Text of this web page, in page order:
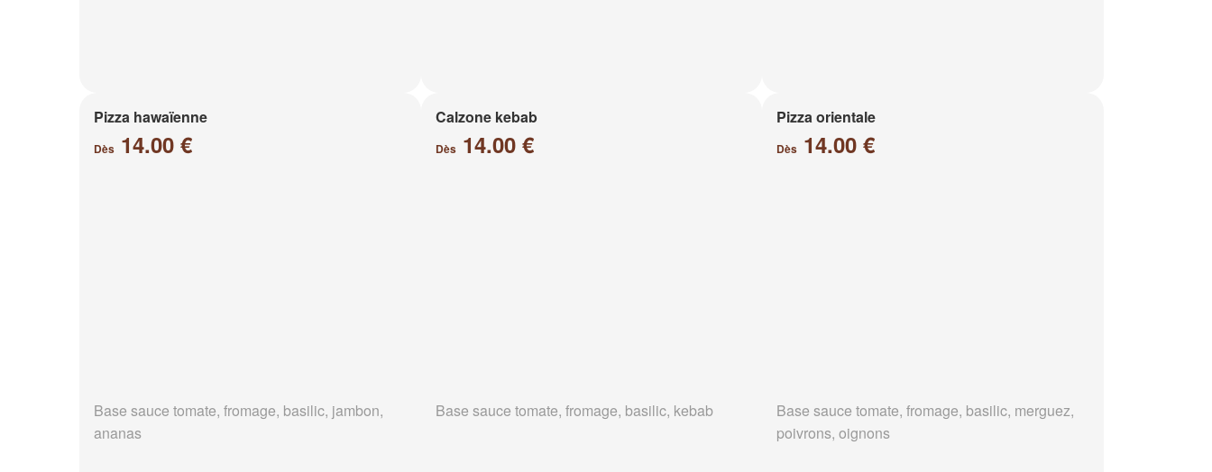
Pizza hawaïenne
Dès 14.00 €
Base sauce tomate, fromage, basilic, jambon,
ananas
Calzone kebab
Dès14.00 €
Base sauce tomate, fromage, basilic, kebab
Pizza orientale
Dès 14.00 €
Base sauce tomate, fromage, basilic, merguez,
poivrons, oignons